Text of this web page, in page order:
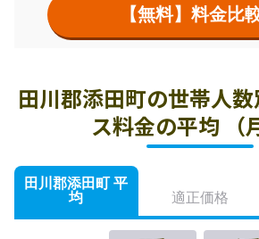
【無料】料金比
田川郡添田町の世帯人
ス料金の平均 （
田川郡添田町 平
均
適正価格